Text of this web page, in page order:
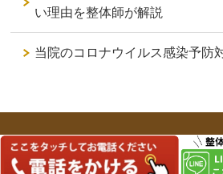
い理由を整体師が解説
当院のコロナウイルス感染予防